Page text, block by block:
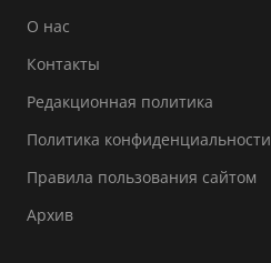
О нас
Контакты
Редакционная политика
Политика конфиденциальности
Правила пользования сайтом
Архив